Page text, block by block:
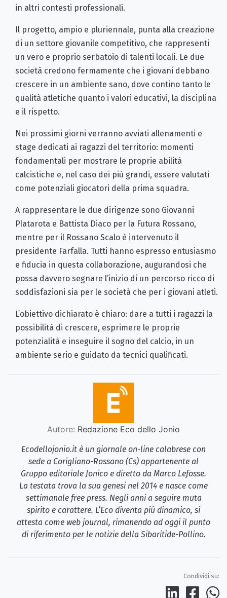
in altri contesti professionali.
Il progetto, ampio e pluriennale, punta alla creazione
di un settore giovanile competitivo, che rappresenti
un vero e proprio serbatoio di talenti locali. Le due
società credono fermamente che i giovani debbano
crescere in un ambiente sano, dove contino tanto le
qualità atletiche quanto i valori educativi, la disciplina
e il rispetto.
Nei prossimi giorni verranno avviati allenamenti e
stage dedicati ai ragazzi del territorio: momenti
fondamentali per mostrare le proprie abilità
calcistiche e, nel caso dei più grandi, essere valutati
come potenziali giocatori della prima squadra.
A rappresentare le due dirigenze sono Giovanni
Platarota e Battista Diaco per la Futura Rossano,
mentre per il Rossano Scalo è intervenuto il
presidente Farfalla. Tutti hanno espresso entusiasmo
e fiducia in questa collaborazione, augurandosi che
possa davvero segnare l’inizio di un percorso ricco di
soddisfazioni sia per le società che per i giovani atleti.
L’obiettivo dichiarato è chiaro: dare a tutti i ragazzi la
possibilità di crescere, esprimere le proprie
potenzialità e inseguire il sogno del calcio, in un
ambiente serio e guidato da tecnici qualificati.
Autore: Redazione Eco dello Jonio
Ecodellojonio.it è un giornale on-line calabrese con
sede a Corigliano-Rossano (Cs) appartenente al
Gruppo editoriale Jonico e diretto da Marco Lefosse.
La testata trova la sua genesi nel 2014 e nasce come
settimanale free press. Negli anni a seguire muta
spirito e carattere. L’Eco diventa più dinamico, si
attesta come web journal, rimanendo ad oggi il punto
di riferimento per le notizie della Sibaritide-Pollino.
Condividi su: